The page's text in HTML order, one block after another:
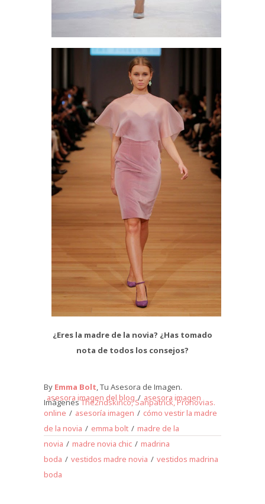
¿Eres la madre de la novia? ¿Has tomado
nota de todos los consejos?
By Emma Bolt, Tu Asesora de Imagen.
ImágenesThe2ndskinco, Sanpatrick,Pronovias.
asesora imagen del blog / asesora imagen
online / asesoría imagen / cómo vestir la madre
de la novia / emma bolt / madre de la
novia / madre novia chic / madrina
boda / vestidos madre novia / vestidos madrina
boda